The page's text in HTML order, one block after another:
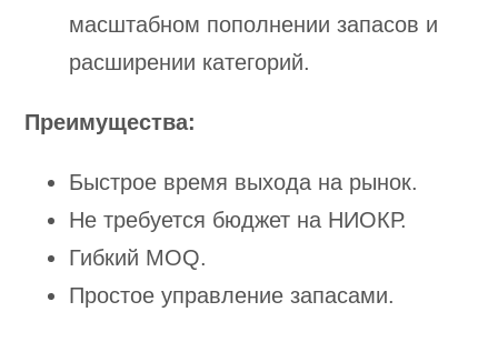
масштабном пополнении запасов и
расширении категорий.
Преимущества:
Быстрое время выхода на рынок.
Не требуется бюджет на НИОКР.
Гибкий MOQ.
Простое управление запасами.